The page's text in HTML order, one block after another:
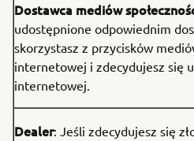
Dostawca mediów
udostępnione odpowiednim
skorzystasz z przycisków
internetowej i zdecydujesz się
internetowej.
Dealer: Jeśli zdecydujesz się